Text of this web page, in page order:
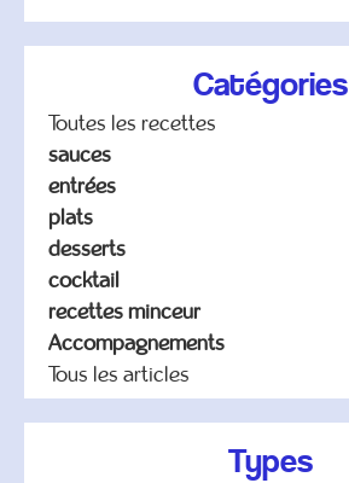
Catégories
Toutes les recettes
sauces
entrées
plats
desserts
cocktail
recettes minceur
Accompagnements
Tous les articles
Types